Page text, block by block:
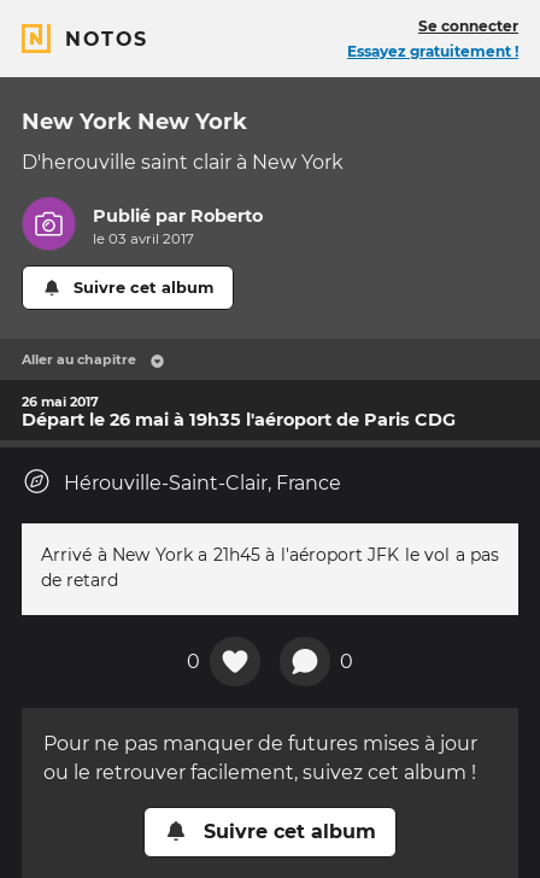
NOTOS
Se connecter
Essayez gratuitement !
New York New York
D'herouville saint clair à New York
Publié par Roberto
le 03 avril 2017
Suivre cet album
Aller au chapitre
26 mai 2017
Départ le 26 mai à 19h35 l'aéroport de Paris CDG
Hérouville-Saint-Clair, France
Arrivé à New York a 21h45 à l'aéroport JFK le vol a pas
de retard
0 0
Pour ne pas manquer de futures mises à jour
ou le retrouver facilement, suivez cet album !
Suivre cet album